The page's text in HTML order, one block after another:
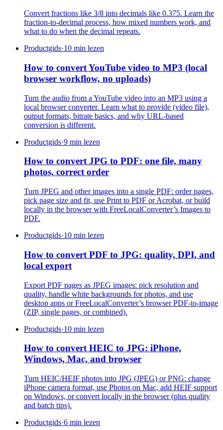
Convert fractions like 3/8 into decimals like 0.375. Learn the
fraction-to-decimal process, how mixed numbers work, and
what to do when the decimal repeats.
Productgids·10 min lezen
How to convert YouTube video to MP3 (local
browser workflow, no uploads)
Turn the audio from a YouTube video into an MP3 using a
local browser converter. Learn what to provide (video file),
output formats, bitrate basics, and why URL-based
conversion is different.
Productgids·9 min lezen
How to convert JPG to PDF: one file, many
photos, correct order
Turn JPEG and other images into a single PDF: order pages,
pick page size and fit, use Print to PDF or Acrobat, or build
locally in the browser with FreeLocalConverter’s Images to
PDF.
Productgids·10 min lezen
How to convert PDF to JPG: quality, DPI, and
local export
Export PDF pages as JPEG images: pick resolution and
quality, handle white backgrounds for photos, and use
desktop apps or FreeLocalConverter’s browser PDF-to-image
(ZIP, single pages, or combined).
Productgids·10 min lezen
How to convert HEIC to JPG: iPhone,
Windows, Mac, and browser
Turn HEIC/HEIF photos into JPG (JPEG) or PNG: change
iPhone camera format, use Photos on Mac, add HEIF support
on Windows, or convert locally in the browser (plus quality
and batch tips).
Productgids·6 min lezen